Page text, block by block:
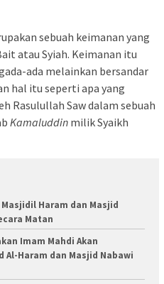
sebuah keimanan yang
atau Syiah. Keimanan itu
ada melainkan bersandar
hal itu seperti apa yang
Rasulullah Saw dalam sebuah
Kamaluddin milik Syaikh
Haram dan Masjid
Matan
Imam Mahdi Akan
Al-Haram dan Masjid Nabawi